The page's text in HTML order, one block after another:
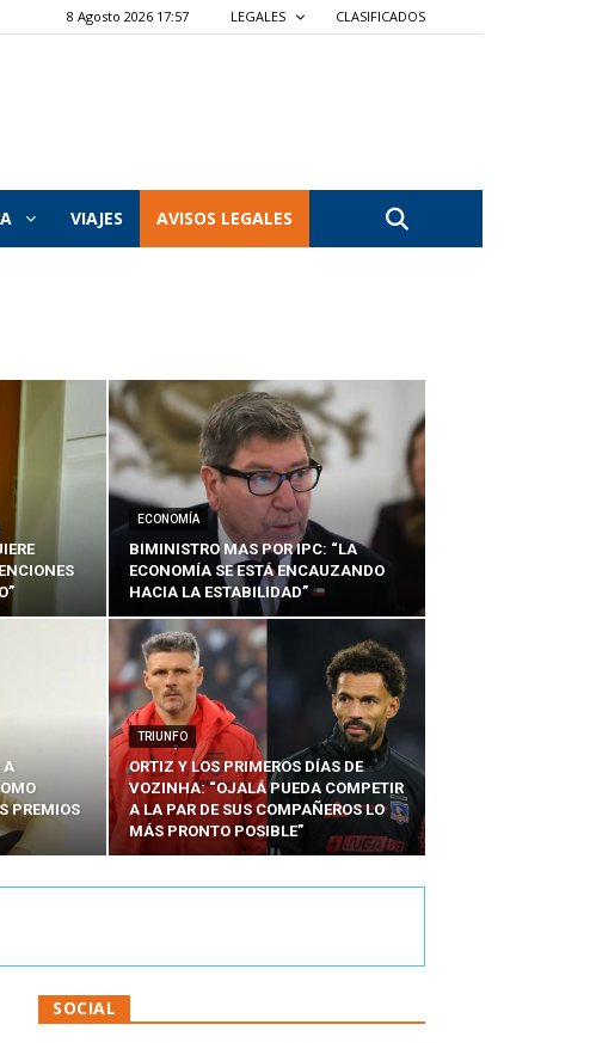
8 Agosto 2026 17:57 LEGALES CLASIFICADOS
VIAJES AVISOS LEGALES
ECONOMÍA
BIMINISTRO MAS POR IPC: “LA
ECONOMÍA SE ESTÁ ENCAUZANDO
HACIA LA ESTABILIDAD”
A
PREMIOS
TRIUNFO
ORTIZ Y LOS PRIMEROS DÍAS DE
VOZINHA: “OJALÁ PUEDA COMPETIR
A LA PAR DE SUS COMPAÑEROS LO
MÁS PRONTO POSIBLE”
SOCIAL